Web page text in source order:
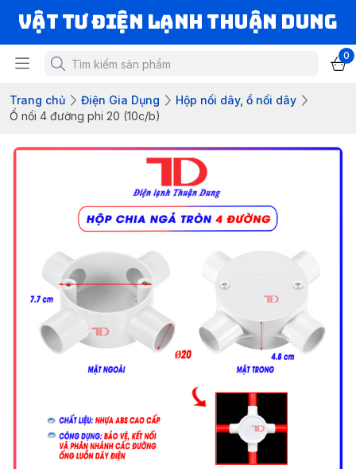
VẬT TƯ ĐIỆN LẠNH THUẬN DUNG
0
Trang chủ Điện Gia Dụng
Hộp nối dây, ổ nối dây
Ổ nối 4 đường phi 20 (10c/b)